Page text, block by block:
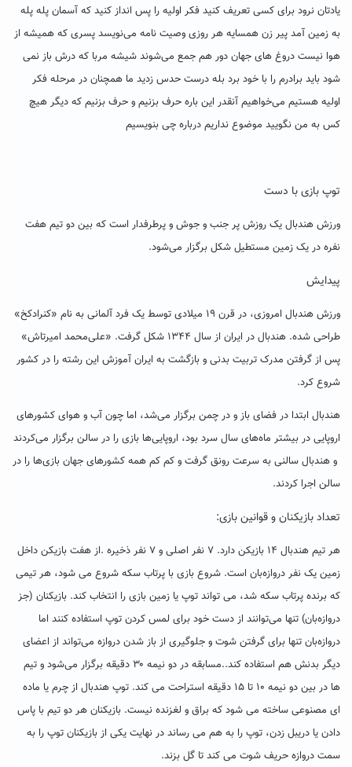
یادتان نرود برای کسی تعریف کنید فکر اولیه را پس انداز کنید که آسمان پله پله
به زمین آمد پیر زن همسایه هر روزی وصیت نامه می‌نویسد پسری که همیشه از
هوا نیست دروغ های جهان دور هم جمع می‌شوند شیشه مربا که درش باز نمی
شود باید برادرم را با خود برد بله درست حدس زدید ما همچنان در مرحله فکر
اولیه هستیم می‌خواهیم آنقدر این باره حرف بزنیم و حرف بزنیم که دیگر هیچ
کس به من نگویید موضوع نداریم درباره چی بنویسیم
توپ بازی با دست
ورزش هندبال یک روزش پر جنب و جوش و پرطرفدار است که بین دو تیم هفت
نفره در یک زمین مستطیل شکل برگزار می‌شود.
پیدایش
ورزش هندبال امروزی، در قرن ۱۹ میلادی توسط یک فرد آلمانی به نام «کنرادکخ»
طراحی شده‌. هندبال در ایران از سال ۱۳۴۴ شکل گرفت. «علی‌محمد امیرتاش»
پس از گرفتن مدرک تربیت بدنی و بازگشت به ایران آموزش این رشته را در کشور
شروع کرد.
هندبال ابتدا در فضای باز و در چمن برگزار می‌شد، اما چون آب و هوای کشورهای
اروپایی در بیشتر ماه‌های سال سرد بود، اروپایی‌ها بازی را در سالن برگزار می‌کردند
و هندبال سالنی به سرعت رونق گرفت و کم کم همه کشورهای جهان بازی‌ها را در
سالن اجرا کردند.
تعداد بازیکنان و قوانین بازی:
هر تیم هندبال ۱۴ بازیکن دارد. ۷ نفر اصلی و ۷ نفر ذخیره .از هفت بازیکن داخل
زمین یک نفر دروازه‌بان است. شروع بازی با پرتاب سکه شروع می شود، هر تیمی
که برنده پرتاب سکه شد، می تواند توپ یا زمین بازی را انتخاب کند. بازیکنان (جز
دروازه‌بان) تنها می‌توانند از دست خود برای لمس کردن توپ استفاده کنند اما
دروازه‌بان تنها برای گرفتن شوت و جلوگیری از باز شدن دروازه می‌تواند از اعضای
دیگر بدنش هم استفاده کند..مسابقه در دو نیمه ۳۰ دقیقه برگزار می‌شود و تیم
ها در بین دو نیمه ۱۰ تا ۱۵ دقیقه استراحت می کند. توپ هندبال از چرم یا ماده
ای مصنوعی ساخته می شود که براق و لغزنده نیست. بازیکنان هر دو تیم با پاس
دادن یا دریبل زدن، توپ را به هم می رساند در نهایت یکی از بازیکنان توپ را به
سمت دروازه حریف شوت می کند تا گل بزند.